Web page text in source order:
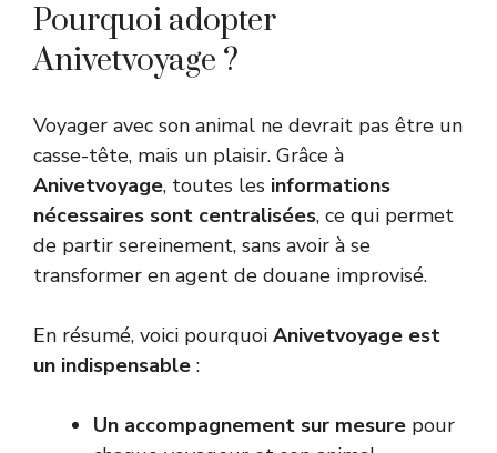
Pourquoi adopter
Anivetvoyage ?
Voyager avec son animal ne devrait pas être un
casse-tête, mais un plaisir. Grâce à
Anivetvoyage, toutes les informations
nécessaires sont centralisées, ce qui permet
de partir sereinement, sans avoir à se
transformer en agent de douane improvisé.
En résumé, voici pourquoi Anivetvoyage est
un indispensable :
Un accompagnement sur mesure pour